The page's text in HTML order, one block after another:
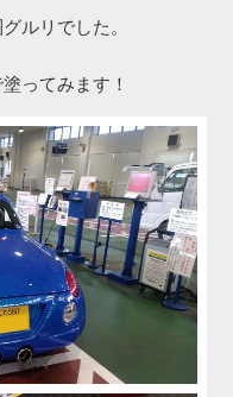
ルリでした。
ってみます！